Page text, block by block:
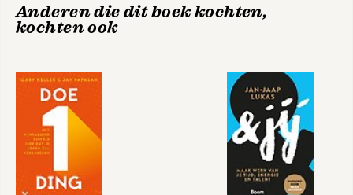
Anderen die dit boek kochten,
kochten ook